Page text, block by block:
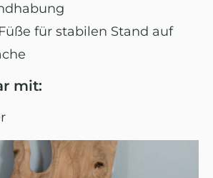
für stabilen Stand auf
mit: